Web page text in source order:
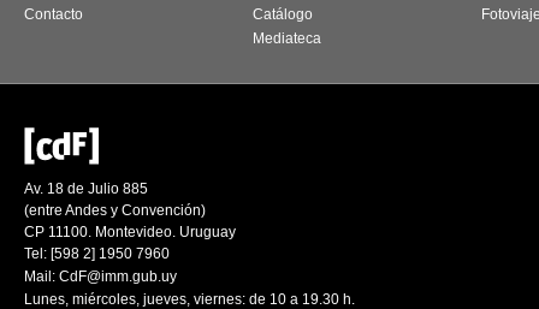
Contacto
Catálogo
Mediateca
Av. 18 de Julio 885
(entre Andes y Convención)
CP 11100. Montevideo. Uruguay
Tel: [598 2] 1950 7960
Mail: CdF@imm.gub.uy
Lunes, miércoles, jueves, viernes: de 10 a 19.30 h.